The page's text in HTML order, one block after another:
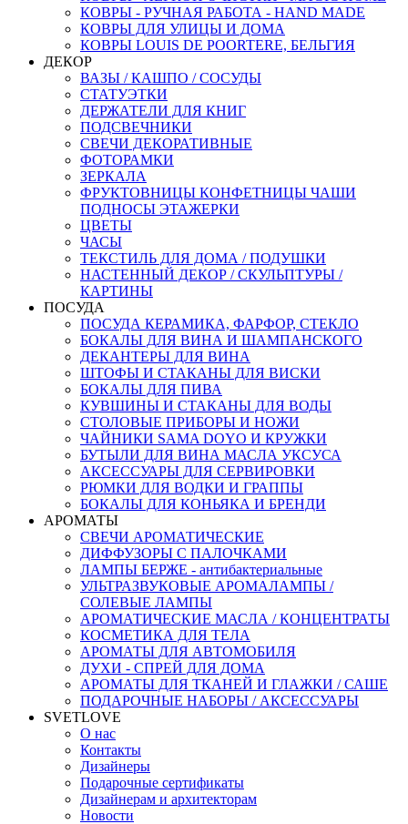
КОВРЫ - РУЧНАЯ РАБОТА - HAND MADE
КОВРЫ ДЛЯ УЛИЦЫ И ДОМА
КОВРЫ LOUIS DE POORTERE, БЕЛЬГИЯ
ДЕКОР
ВАЗЫ / КАШПО / СОСУДЫ
СТАТУЭТКИ
ДЕРЖАТЕЛИ ДЛЯ КНИГ
ПОДСВЕЧНИКИ
СВЕЧИ ДЕКОРАТИВНЫЕ
ФОТОРАМКИ
ЗЕРКАЛА
ФРУКТОВНИЦЫ КОНФЕТНИЦЫ ЧАШИ
ПОДНОСЫ ЭТАЖЕРКИ
ЦВЕТЫ
ЧАСЫ
ТЕКСТИЛЬ ДЛЯ ДОМА / ПОДУШКИ
НАСТЕННЫЙ ДЕКОР / СКУЛЬПТУРЫ /
КАРТИНЫ
ПОСУДА
ПОСУДА КЕРАМИКА, ФАРФОР, СТЕКЛО
БОКАЛЫ ДЛЯ ВИНА И ШАМПАНСКОГО
ДЕКАНТЕРЫ ДЛЯ ВИНА
ШТОФЫ И СТАКАНЫ ДЛЯ ВИСКИ
БОКАЛЫ ДЛЯ ПИВА
КУВШИНЫ И СТАКАНЫ ДЛЯ ВОДЫ
СТОЛОВЫЕ ПРИБОРЫ И НОЖИ
ЧАЙНИКИ SAMA DOYO И КРУЖКИ
БУТЫЛИ ДЛЯ ВИНА МАСЛА УКСУСА
АКСЕССУАРЫ ДЛЯ СЕРВИРОВКИ
РЮМКИ ДЛЯ ВОДКИ И ГРАППЫ
БОКАЛЫ ДЛЯ КОНЬЯКА И БРЕНДИ
АРОМАТЫ
СВЕЧИ АРОМАТИЧЕСКИЕ
ДИФФУЗОРЫ С ПАЛОЧКАМИ
ЛАМПЫ БЕРЖЕ - антибактериальные
УЛЬТРАЗВУКОВЫЕ АРОМАЛАМПЫ /
СОЛЕВЫЕ ЛАМПЫ
АРОМАТИЧЕСКИЕ МАСЛА / КОНЦЕНТРАТЫ
КОСМЕТИКА ДЛЯ ТЕЛА
АРОМАТЫ ДЛЯ АВТОМОБИЛЯ
ДУХИ - СПРЕЙ ДЛЯ ДОМА
АРОМАТЫ ДЛЯ ТКАНЕЙ И ГЛАЖКИ / САШЕ
ПОДАРОЧНЫЕ НАБОРЫ / АКСЕССУАРЫ
SVETLOVE
О нас
Контакты
Дизайнеры
Подарочные сертификаты
Дизайнерам и архитекторам
Новости